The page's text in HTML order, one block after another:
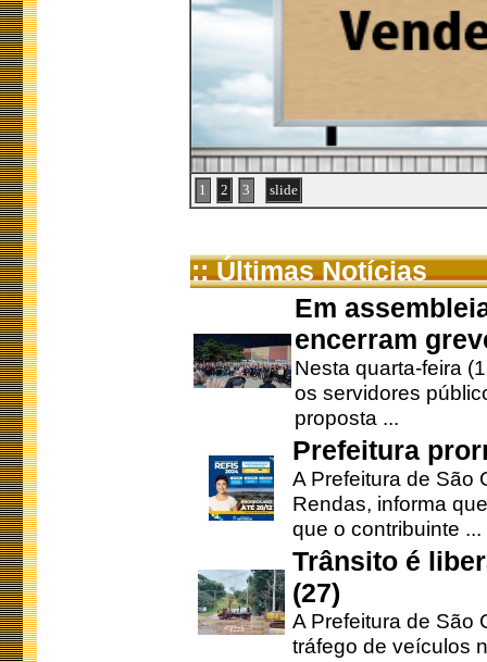
1 2 3 slide
:: Últimas Notícias
Em
encerram
Nesta quarta-feira
os servidores
proposta ...
Prefeitura
A Prefeitura de São
Rendas, informa
que o contribuinte ...
Trânsito é
(27)
A Prefeitura de São
tráfego de veículos